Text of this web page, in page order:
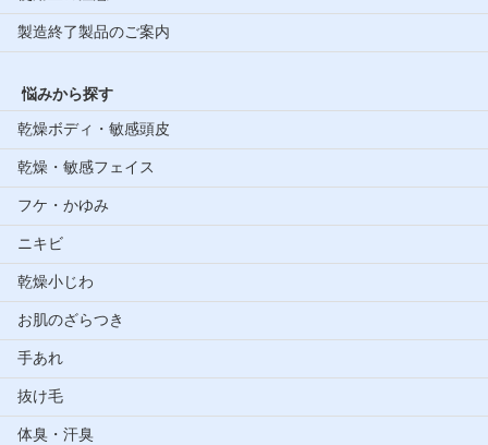
製造終了製品のご案内
悩みから探す
乾燥ボディ・敏感頭皮
乾燥・敏感フェイス
フケ・かゆみ
ニキビ
乾燥小じわ
お肌のざらつき
手あれ
抜け毛
体臭・汗臭